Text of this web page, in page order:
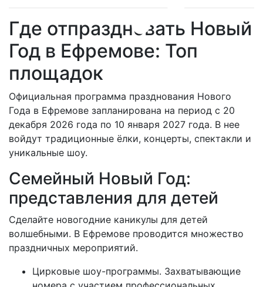
Где отпраздновать Новый
Год в Ефремове: Топ
площадок
Официальная программа празднования Нового
Года в Ефремове запланирована на период с 20
декабря 2026 года по 10 января 2027 года. В нее
войдут традиционные ёлки, концерты, спектакли и
уникальные шоу.
Семейный Новый Год:
представления для детей
Сделайте новогодние каникулы для детей
волшебными. В Ефремове проводится множество
праздничных мероприятий.
Цирковые шоу-программы. Захватывающие